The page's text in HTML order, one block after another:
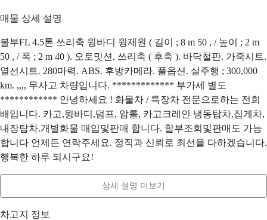
매물 상세 설명
볼부FL 4.5톤 쓰리축 윙바디 윙제원 ( 길이 ; 8 m 50 , / 높이 ; 2 m
50 , / 폭 ; 2 m 40 ). 오토밋션. 쓰리축 ( 후축 ). 바닥철판. 가죽시트.
열선시트. 280마력. ABS. 후방카메라. 풀옵션. 실주행 ; 300,000
km. ,,,, 무사고 차량입니다. ************* 부가세 별도
************ 안녕하세요 ! 화물차 / 특장차 전문으로하는 전희
배입니다. 카고,윙바디,덤프, 암롤, 카고크레인 냉동탑차,집게차,
내장탑차.개별화물 매입및판매 합니다. 할부조회및판매도 가능
합니다 언제든 연락주세요. 정직과 신뢰로 최선을 다하겠습니다.
행복한 하루 되시구요!
상세 설명 더보기
차고지 정보